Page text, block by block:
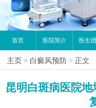
首页 医院简介 医生
主页 > 白癜风预防 > 正文
昆明白斑病医院